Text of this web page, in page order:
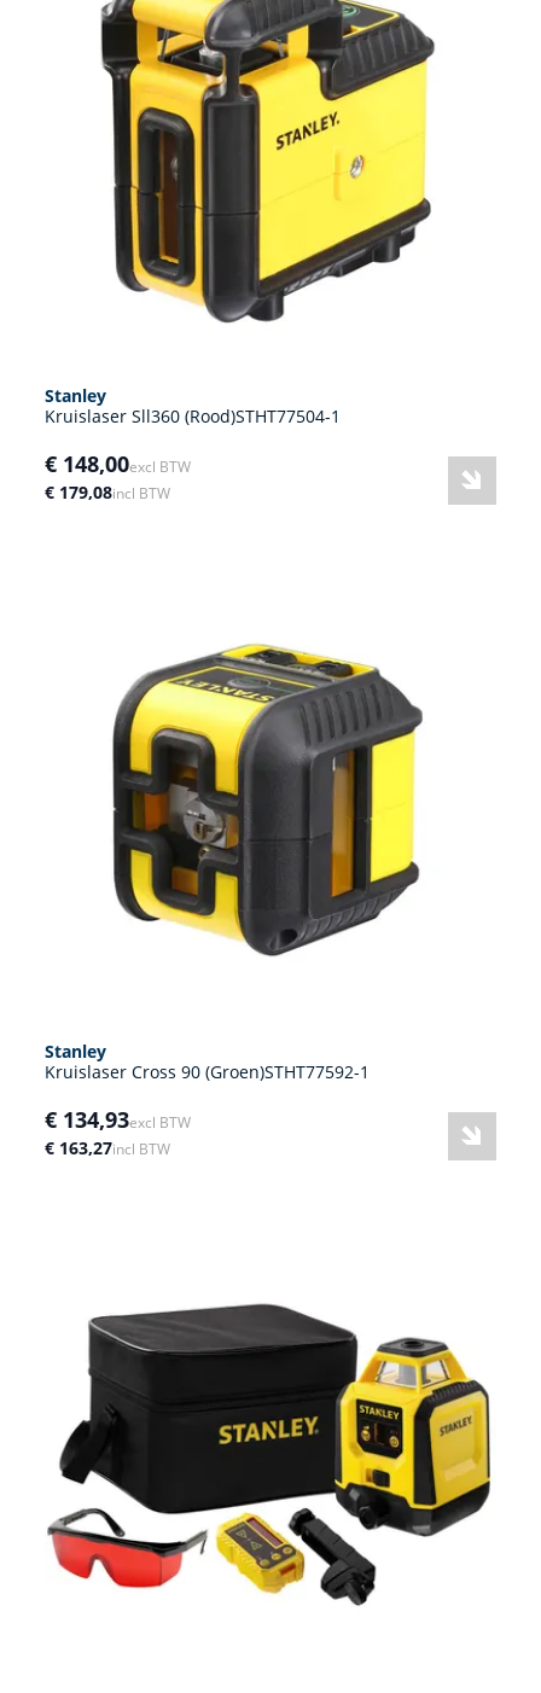
Stanley
Kruislaser Sll360 (Rood)STHT77504-1
€ 148,00excl BTW
€ 179,08incl BTW
Stanley
Kruislaser Cross 90 (Groen)STHT77592-1
€ 134,93excl BTW
€ 163,27incl BTW